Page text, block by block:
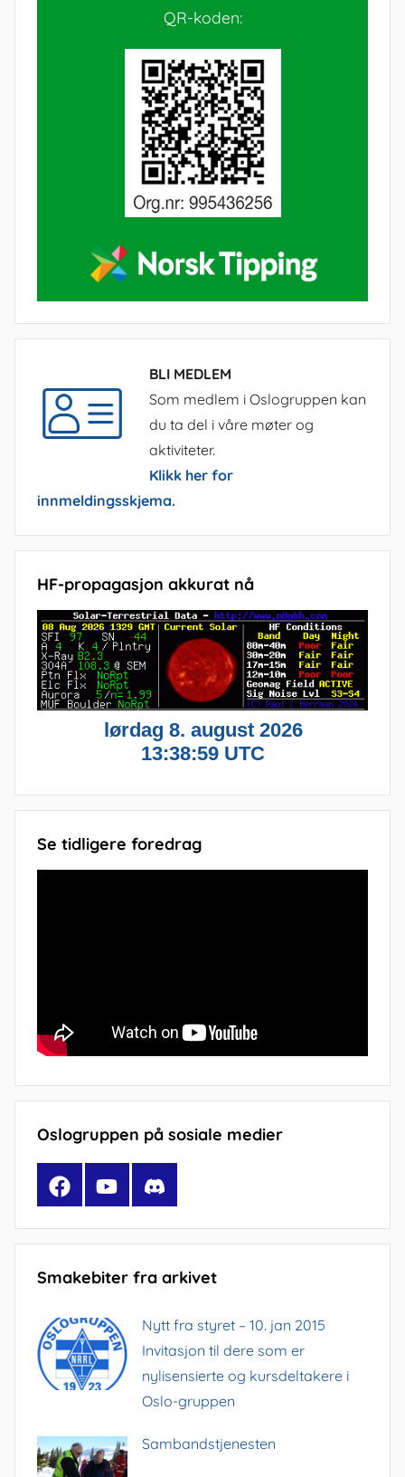
QR-koden:
BLI MEDLEM
Som medlem i Oslogruppen kan
du ta del i våre møter og
aktiviteter.
Klikk her for
innmeldingsskjema.
HF-propagasjon akkurat nå
Se tidligere foredrag
Oslogruppen på sosiale medier
FacebookYouTubeDiscord
Smakebiter fra arkivet
Nytt fra styret – 10. jan 2015
Invitasjon til dere som er
nylisensierte og kursdeltakere i
Oslo-gruppen
Sambandstjenesten